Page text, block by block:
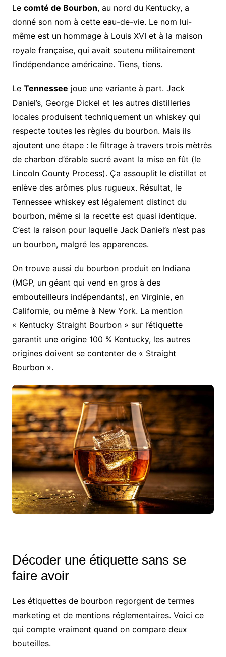
Le comté de Bourbon, au nord du Kentucky, a
donné son nom à cette eau-de-vie. Le nom lui-
même est un hommage à Louis XVI et à la maison
royale française, qui avait soutenu militairement
l’indépendance américaine. Tiens, tiens.
Le Tennessee joue une variante à part. Jack
Daniel’s, George Dickel et les autres distilleries
locales produisent techniquement un whiskey qui
respecte toutes les règles du bourbon. Mais ils
ajoutent une étape : le filtrage à travers trois mètrès
de charbon d’érable sucré avant la mise en fût (le
Lincoln County Process). Ça assouplit le distillat et
enlève des arômes plus rugueux. Résultat, le
Tennessee whiskey est légalement distinct du
bourbon, même si la recette est quasi identique.
C’est la raison pour laquelle Jack Daniel’s n’est pas
un bourbon, malgré les apparences.
On trouve aussi du bourbon produit en Indiana
(MGP, un géant qui vend en gros à des
embouteilleurs indépendants), en Virginie, en
Californie, ou même à New York. La mention
« Kentucky Straight Bourbon » sur l’étiquette
garantit une origine 100 % Kentucky, les autres
origines doivent se contenter de « Straight
Bourbon ».
Décoder une étiquette sans se
faire avoir
Les étiquettes de bourbon regorgent de termes
marketing et de mentions réglementaires. Voici ce
qui compte vraiment quand on compare deux
bouteilles.